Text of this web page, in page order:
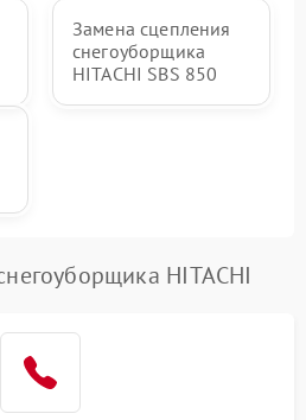
Замена сцепления
снегоуборщика
HITACHI SBS 850
HITACHI